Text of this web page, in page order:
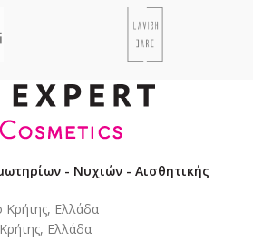
- Νυχιών - Αισθητικής
Ελλάδα
Ελλάδα